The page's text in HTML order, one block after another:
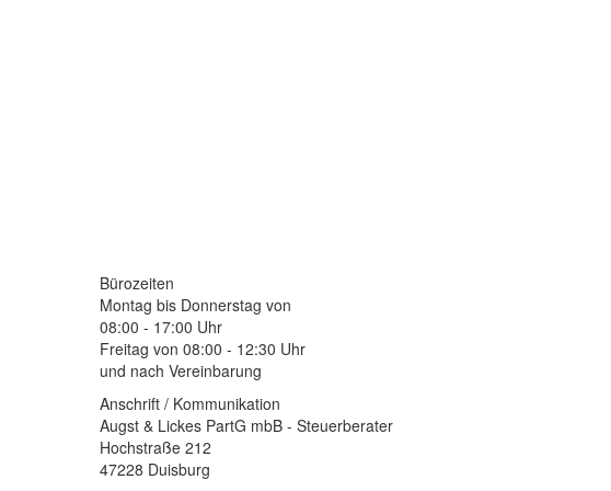
Bürozeiten
Montag bis Donnerstag von
08:00 - 17:00 Uhr
Freitag von 08:00 - 12:30 Uhr
und nach Vereinbarung
Anschrift / Kommunikation
Augst & Lickes PartG mbB - Steuerberater
Hochstraße 212
47228 Duisburg